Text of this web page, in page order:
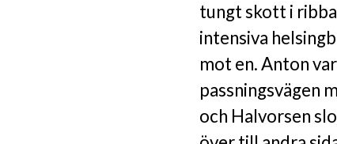
tungt skott i
intensiva
mot en. Anton
passningsvägen
och Halvorsen